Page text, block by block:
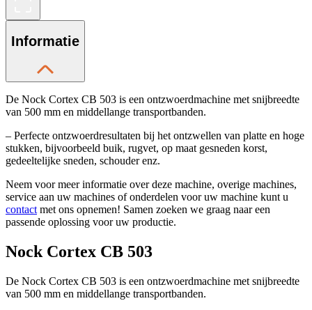
Informatie
De Nock Cortex CB 503 is een ontzwoerdmachine met snijbreedte
van 500 mm en middellange transportbanden.
– Perfecte ontzwoerdresultaten bij het ontzwellen van platte en hoge
stukken, bijvoorbeeld buik, rugvet, op maat gesneden korst,
gedeeltelijke sneden, schouder enz.
Neem voor meer informatie over deze machine, overige machines,
service aan uw machines of onderdelen voor uw machine kunt u
contact met ons opnemen! Samen zoeken we graag naar een
passende oplossing voor uw productie.
Nock Cortex CB 503
De Nock Cortex CB 503 is een ontzwoerdmachine met snijbreedte
van 500 mm en middellange transportbanden.